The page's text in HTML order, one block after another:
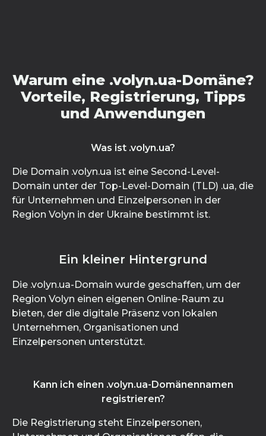
Warum eine .volyn.ua-Domäne?
Vorteile, Registrierung, Tipps
und Anwendungen
Was ist .volyn.ua?
Die Domain .volyn.ua ist eine Second-Level-
Domain unter der Top-Level-Domain (TLD) .ua, die
für Unternehmen und Einzelpersonen in der
Region Volyn in der Ukraine bestimmt ist.
Ein kleiner Hintergrund
Die .volyn.ua-Domain wurde geschaffen, um der
Region Volyn einen eigenen Online-Raum zu
bieten, der die digitale Präsenz von lokalen
Unternehmen, Organisationen und
Einzelpersonen unterstützt.
Kann ich einen .volyn.ua-Domänennamen
registrieren?
Die Registrierung steht Einzelpersonen,